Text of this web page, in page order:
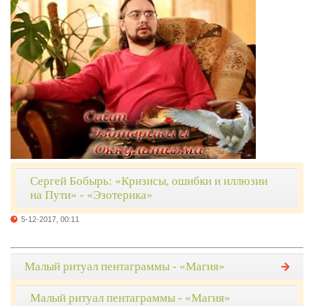
Сергей Бобырь: «Кризисы, ошибки и иллюзии
на Пути» - «Эзотерика»
5-12-2017, 00:11
Малый ритуал пентаграммы - «Магия»
Малый ритуал пентаграммы - «Магия»